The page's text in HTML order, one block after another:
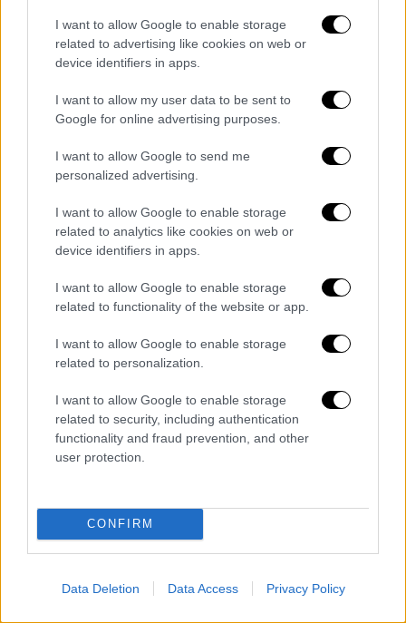
I want to allow Google to enable storage
related to advertising like cookies on web or
device identifiers in apps.
I want to allow my user data to be sent to
Google for online advertising purposes.
I want to allow Google to send me
personalized advertising.
I want to allow Google to enable storage
related to analytics like cookies on web or
device identifiers in apps.
I want to allow Google to enable storage
related to functionality of the website or app.
I want to allow Google to enable storage
related to personalization.
I want to allow Google to enable storage
related to security, including authentication
functionality and fraud prevention, and other
user protection.
CONFIRM
Data Deletion Data Access Privacy Policy
Αθλητισμός| 10.10.2022 00:16
Με δόση τύχης και Πέδρι η
Μπαρτσελόνα νίκησε τη Θέλτα και
ισοβαθμεί με τη Ρεάλ στην κορυφή μια
εβδομάδα πριν από το clasico
Η Μπαρτσελόνα επικράτησε 1-0 της Θέλτα
με το γκολ του Πέδρι.